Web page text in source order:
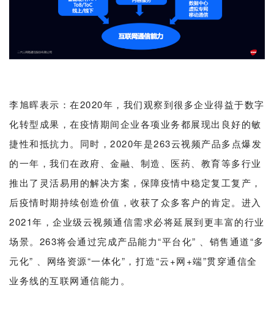
李旭晖表示：在2020年，我们观察到很多企业得益于数字
化转型成果，在疫情期间企业各项业务都展现出良好的敏
捷性和抵抗力。同时，2020年是263云视频产品多点爆发
的一年，我们在政府、金融、制造、医药、教育等多行业
推出了灵活易用的解决方案，保障疫情中稳定复工复产，
后疫情时期持续创造价值，收获了众多客户的肯定。进入
2021年，企业级云视频通信需求必将延展到更丰富的行业
场景。263将会通过完成产品能力“平台化” 、销售通道“多
元化” 、网络资源“一体化”，打造“云+网+端”贯穿通信全
业务线的互联网通信能力。